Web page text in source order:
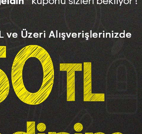
Fiyata Göre (Azalan) Ürün Adına Göre (A>Z)